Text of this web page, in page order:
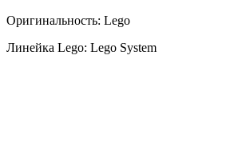
Оригинальность: Lego
Линейка Lego: Lego System